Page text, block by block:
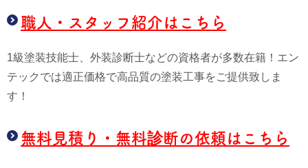
職人・スタッフ紹介はこちら
1級塗装技能士、外装診断士などの資格者が多数在籍！エン
テックでは適正価格で高品質の塗装工事をご提供致しま
す！
無料見積り・無料診断の依頼はこちら